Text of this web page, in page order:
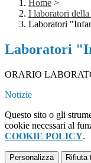
Home >
I laboratori
Laboratori
Laboratori
ORARIO
Notizie
Questo sito o gli
cookie necessari al
COOKIE POLICY.
Personalizza Rifiuta